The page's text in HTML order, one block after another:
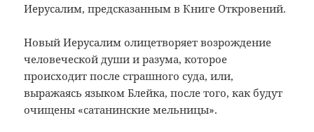
Иерусалим, предсказанным в Книге Откровений.
Новый Иерусалим олицетворяет возрождение
человеческой души и разума, которое
происходит после страшного суда, или,
выражаясь языком Блейка, после того, как будут
очищены «сатанинские мельницы».